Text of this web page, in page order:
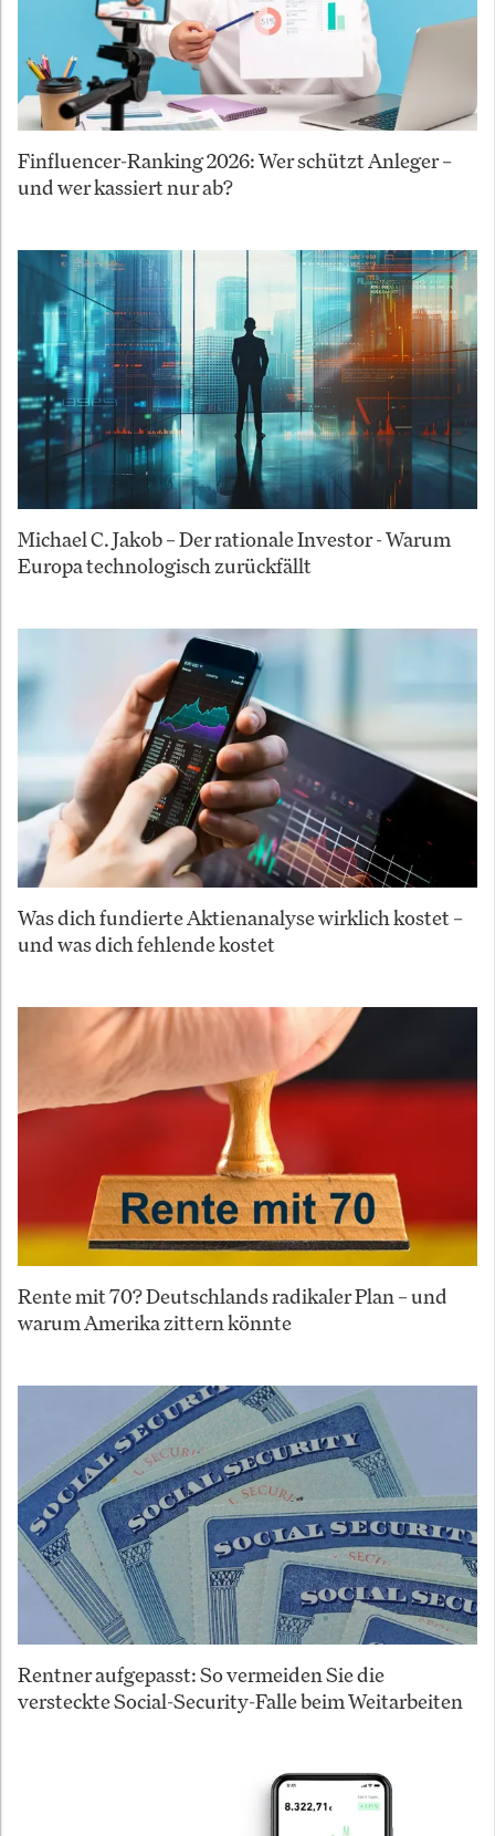
Finfluencer-Ranking 2026: Wer schützt Anleger –
und wer kassiert nur ab?
Michael C. Jakob – Der rationale Investor - Warum
Europa technologisch zurückfällt
Was dich fundierte Aktienanalyse wirklich kostet –
und was dich fehlende kostet
Rente mit 70? Deutschlands radikaler Plan – und
warum Amerika zittern könnte
Rentner aufgepasst: So vermeiden Sie die
versteckte Social-Security-Falle beim Weitarbeiten